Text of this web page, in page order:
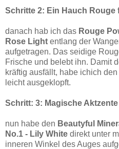
Schritte 2: Ein Hauch Rouge
danach hab ich das Rouge
Rose Light entlang der
aufgetragen. Das seidige
Frische und belebt ihn. Damit
kräftig ausfällt, habe ichich
leicht ausgeklopft.
Schritt: 3: Magische
nun habe den Beautyful
No.1 - Lily White direkt unter
inneren Winkel des Auges